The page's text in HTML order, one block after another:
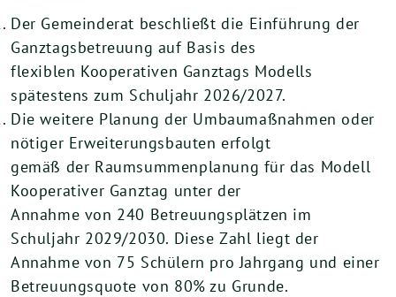
Der Gemeinderat beschließt die Einführung der
Ganztagsbetreuung auf Basis des
flexiblen Kooperativen Ganztags Modells
spätestens zum Schuljahr 2026/2027.
Die weitere Planung der Umbaumaßnahmen oder
nötiger Erweiterungsbauten erfolgt
gemäß der Raumsummenplanung für das Modell
Kooperativer Ganztag unter der
Annahme von 240 Betreuungsplätzen im
Schuljahr 2029/2030. Diese Zahl liegt der
Annahme von 75 Schülern pro Jahrgang und einer
Betreuungsquote von 80% zu Grunde.